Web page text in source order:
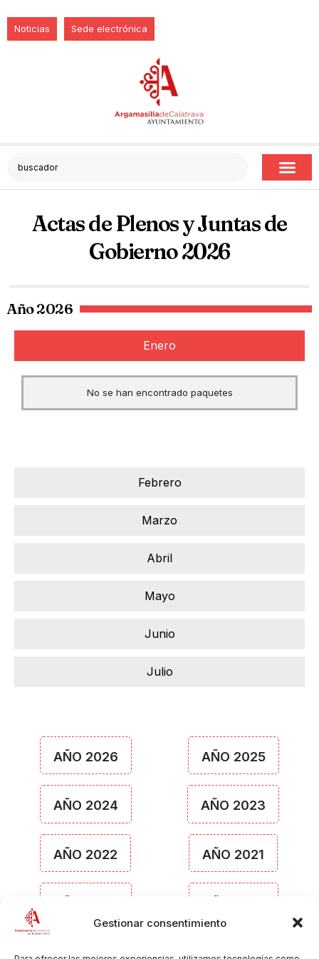
Gestionar consentimiento
Noticias Sede electrónica
Actas de Plenos y Juntas de
Gobierno 2026
Año 2026
Enero
Febrero
Marzo
Abril
Mayo
Junio
Julio
No se han encontrado paquetes
AÑO 2026 AÑO 2025
AÑO 2024 AÑO 2023
AÑO 2022 AÑO 2021
AÑO 2018 AÑO 2017